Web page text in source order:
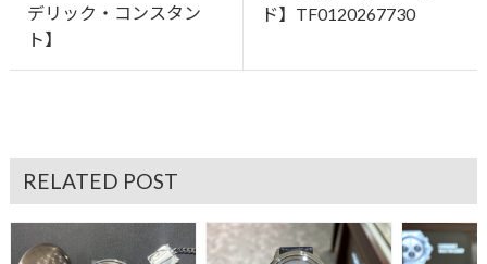
デリック・コンスタン
ト】
ド】TF0120267730
RELATED POST